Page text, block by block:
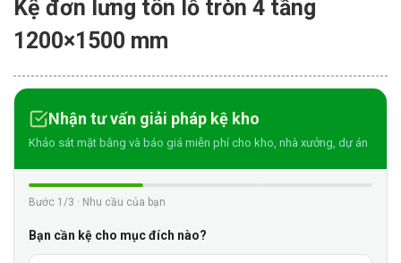
Kệ đơn lưng tôn lỗ tròn 4 tầng
1200×1500 mm
Nhận tư vấn giải pháp kệ kho
Khảo sát mặt bằng và báo giá miễn phí cho kho, nhà xưởng, dự án
Bước 1/3 · Nhu cầu của bạn
Bạn cần kệ cho mục đích nào?